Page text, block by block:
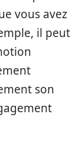
vous avez
il peut
son